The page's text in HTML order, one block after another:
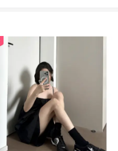
不得不说，大部分的时
用它来捉什么，真的很
习惯之后，出行路上的
5页，长则7-8章，回趟
了。